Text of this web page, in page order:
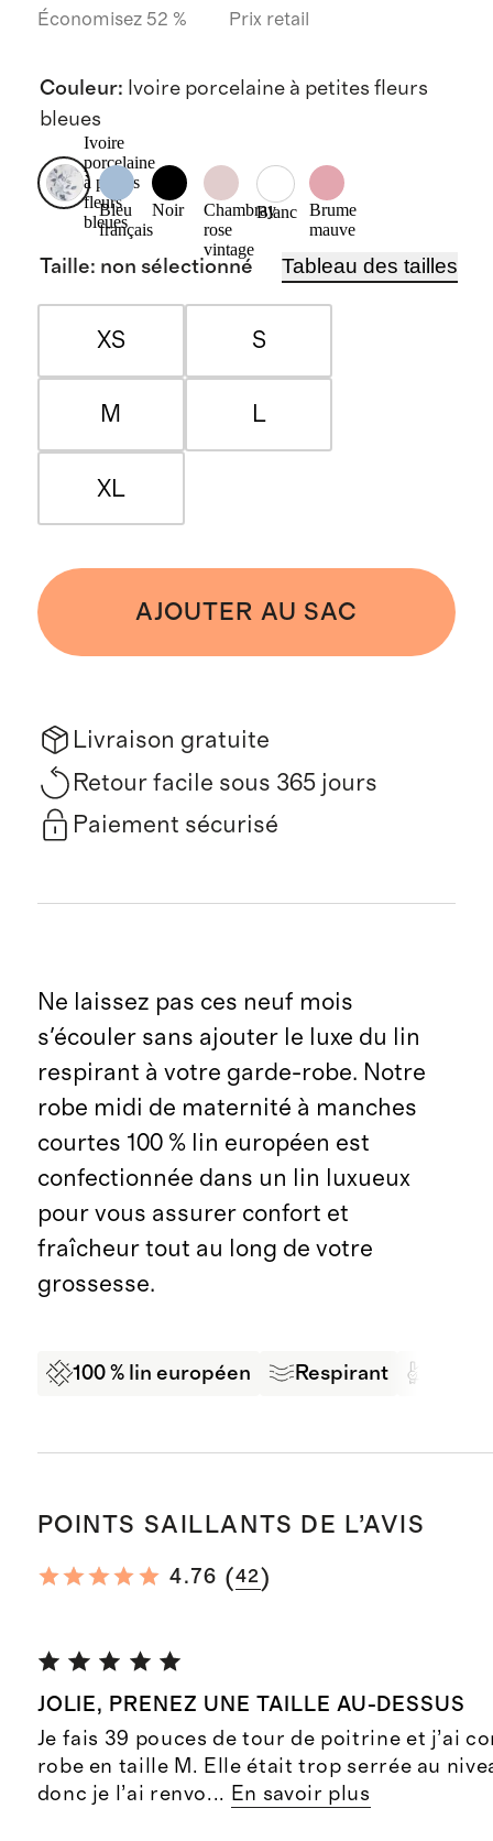
Économisez 52 % Prix retail
Couleur: Ivoire porcelaine à petites fleurs
bleues
Ivoire
porcelaine
à petites
fleurs
bleues
Bleu
français
Noir
Chambray
rose
vintage
Blanc
Brume
mauve
Taille: non sélectionné Tableau des tailles
XS S
M L
XL
AJOUTER AU SAC
Livraison gratuite
Retour facile sous 365 jours
Paiement sécurisé
Ne laissez pas ces neuf mois
s'écouler sans ajouter le luxe du lin
respirant à votre garde-robe. Notre
robe midi de maternité à manches
courtes 100 % lin européen est
confectionnée dans un lin luxueux
pour vous assurer confort et
fraîcheur tout au long de votre
grossesse.
100 % lin européen Respirant
POINTS SAILLANTS DE L’AVIS
4.76 (42)
JOLIE, PRENEZ UNE TAILLE AU-DESSUS
Je fais 39 pouces de tour de poitrine et j’ai
robe en taille M. Elle était trop serrée au
donc je l’ai renvo... En savoir plus